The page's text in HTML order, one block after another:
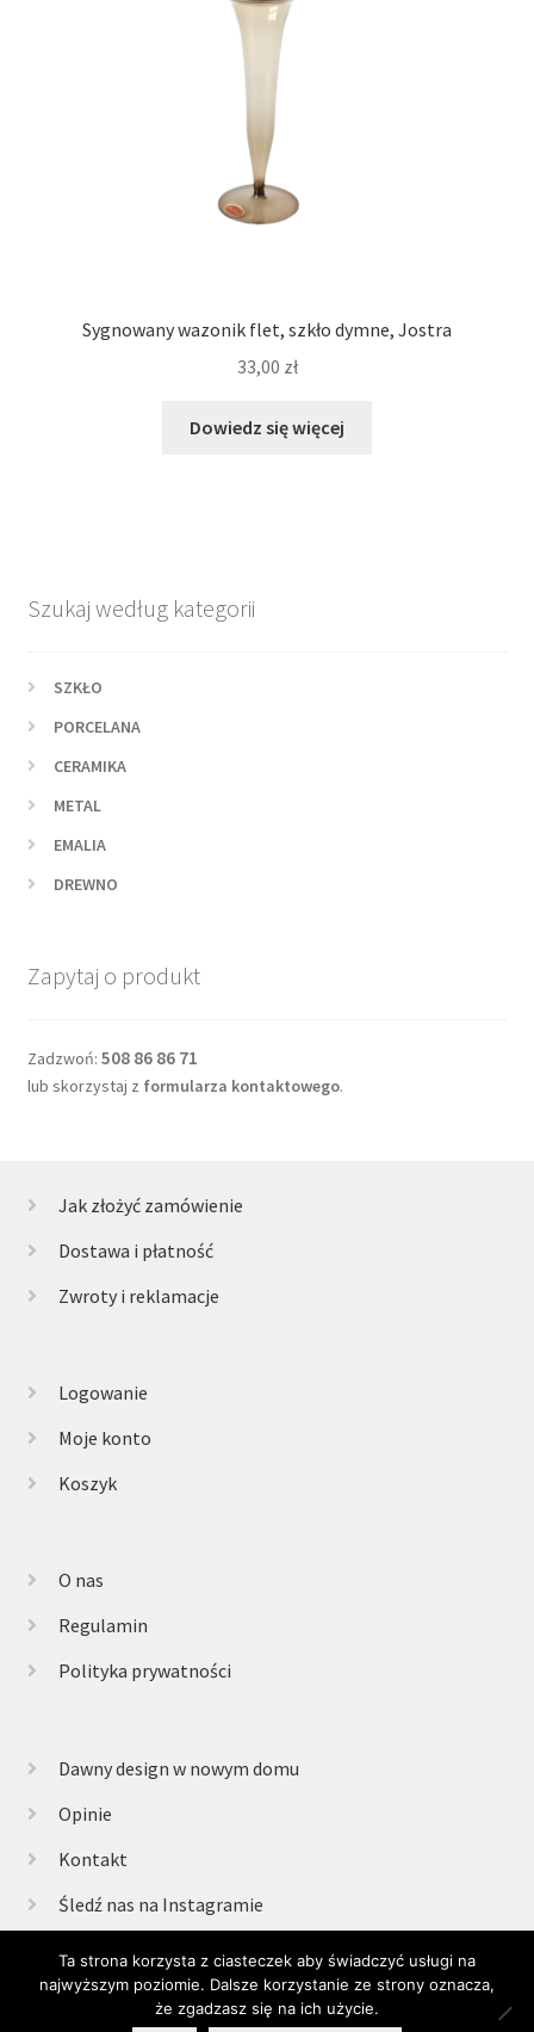
Sygnowany wazonik flet, szkło dymne, Jostra
33,00 zł
Dowiedz się więcej
Szukaj według kategorii
SZKŁO
PORCELANA
CERAMIKA
METAL
EMALIA
DREWNO
Zapytaj o produkt
Zadzwoń: 508 86 86 71
lub skorzystaj z formularza kontaktowego.
Jak złożyć zamówienie
Dostawa i płatność
Zwroty i reklamacje
Logowanie
Moje konto
Koszyk
O nas
Regulamin
Polityka prywatności
Dawny design w nowym domu
Opinie
Kontakt
Śledź nas na Instagramie
© Retrogabinet 2025
Ta strona korzysta z ciasteczek aby świadczyć usługi na
najwyższym poziomie. Dalsze korzystanie ze strony oznacza,
że zgadzasz się na ich użycie.